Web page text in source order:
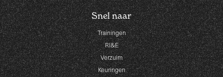
Snel naar
Trainingen
RI&E
Verzuim
Keuringen